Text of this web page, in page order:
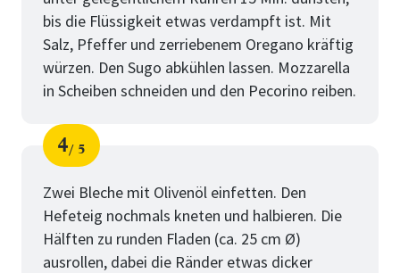
bis die Flüssigkeit etwas verdampft ist. Mit
Salz, Pfeffer und zerriebenem Oregano kräftig
würzen. Den Sugo abkühlen lassen. Mozzarella
in Scheiben schneiden und den Pecorino reiben.
Schritt
4
von
5
Zwei Bleche mit Olivenöl einfetten. Den
Hefeteig nochmals kneten und halbieren. Die
Hälften zu runden Fladen (ca. 25 cm Ø)
ausrollen, dabei die Ränder etwas dicker